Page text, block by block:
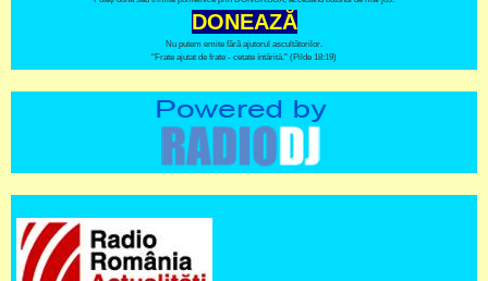
DONEAZĂ
Nu putem emite fără ajutorul ascultătorilor.
"Frate ajutat de frate - cetate întărită." (Pilde 18:19)